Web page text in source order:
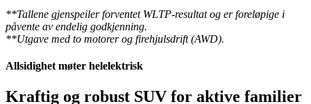
**Tallene gjenspeiler forventet WLTP-resultat og er foreløpige i
påvente av endelig godkjenning.
**Utgave med to motorer og firehjulsdrift (AWD).
Allsidighet møter helelektrisk
Kraftig og robust SUV for aktive familier